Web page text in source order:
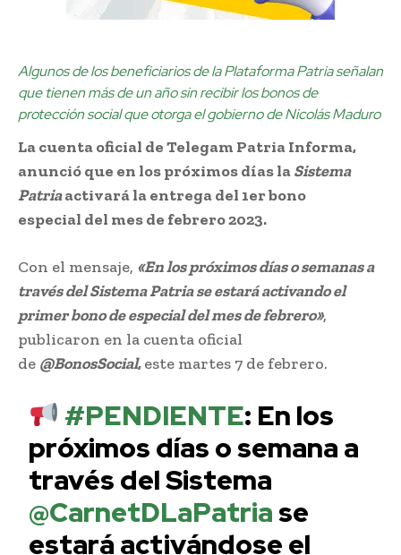
Algunos de los beneficiarios de la Plataforma Patria señalan
que tienen más de un año sin recibir los bonos de
protección social que otorga el gobierno de Nicolás Maduro
La cuenta oficial de Telegam Patria Informa,
anunció que en los próximos días laSistema
Patriaactivará la entrega del 1er bono
especial del mes de febrero 2023.
Con el mensaje, «En los próximos días o semanas a
través del Sistema Patria se estará activando el
primer bono de especial del mes de febrero»,
publicaron en la cuenta oficial
de @BonosSocial,este martes 7 de febrero.
#PENDIENTE: En los
próximos días o semana a
través del Sistema
@CarnetDLaPatriase
estará activándose el